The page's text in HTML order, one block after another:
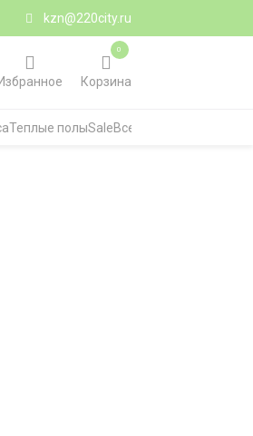
kzn@220city.ru
Избранное Корзина
0
Теплые полыSaleВсе категории